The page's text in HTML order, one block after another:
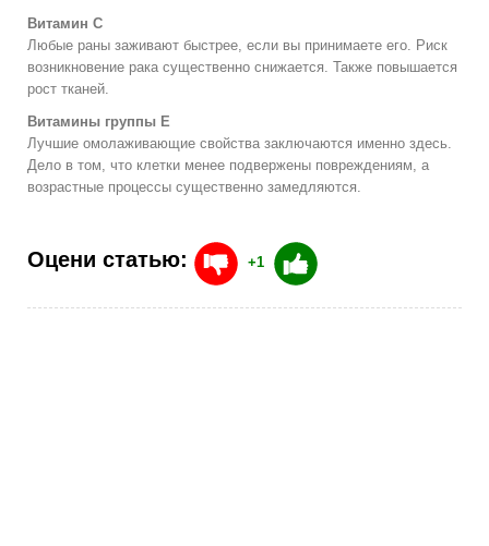
Витамин С
Любые раны заживают быстрее, если вы принимаете его. Риск
возникновение рака существенно снижается. Также повышается
рост тканей.
Витамины группы Е
Лучшие омолаживающие свойства заключаются именно здесь.
Дело в том, что клетки менее подвержены повреждениям, а
возрастные процессы существенно замедляются.
Оцени статью: +1